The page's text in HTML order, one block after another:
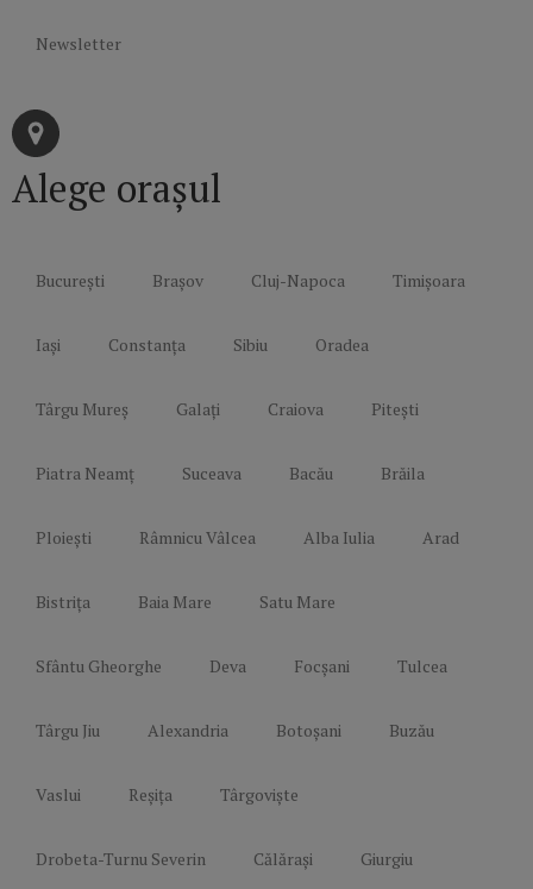
Newsletter
Alege orașul
București Brașov Cluj-Napoca Timișoara
Iași Constanța Sibiu Oradea
Târgu Mureș Galați Craiova Pitești
Piatra Neamț Suceava Bacău Brăila
Ploiești Râmnicu Vâlcea Alba Iulia Arad
Bistrița Baia Mare Satu Mare
Sfântu Gheorghe Deva Focșani Tulcea
Târgu Jiu Alexandria Botoșani Buzău
Vaslui Reșița Târgoviște
Drobeta-Turnu Severin Călărași Giurgiu